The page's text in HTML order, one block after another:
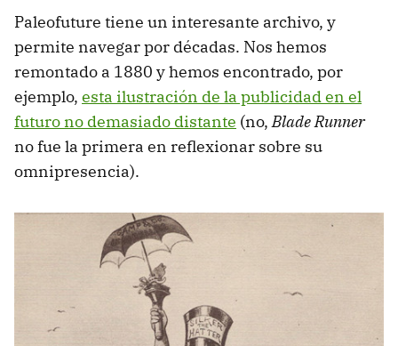
Paleofuture tiene un interesante archivo, y
permite navegar por décadas. Nos hemos
remontado a 1880 y hemos encontrado, por
ejemplo, esta ilustración de la publicidad en el
futuro no demasiado distante (no,Blade Runner
no fue la primera en reflexionar sobre su
omnipresencia).